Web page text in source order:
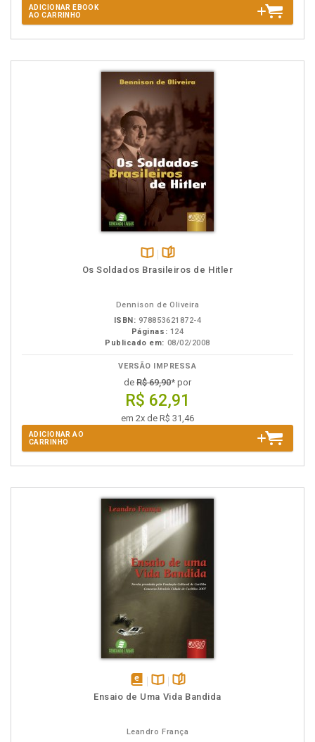
ADICIONAR EBOOK
AO CARRINHO
Disponível
páginas
Os Soldados Brasileiros de Hitler
Dennison de Oliveira
ISBN: 978853621872-4
Páginas: 124
Publicado em: 08/02/2008
VERSÃO IMPRESSA
de R$ 69,90* por
R$ 62,91
em 2x de R$ 31,46
ADICIONAR AO
CARRINHO
disponívelDisponível
páginas
Ensaio de Uma Vida Bandida
Leandro França